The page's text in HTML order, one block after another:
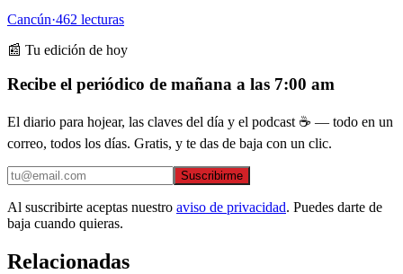
Cancún·462 lecturas
📰 Tu edición de hoy
Recibe el periódico de mañana a las 7:00 am
El diario para hojear, las claves del día y el podcast ☕ — todo en un
correo, todos los días. Gratis, y te das de baja con un clic.
Suscribirme
Al suscribirte aceptas nuestro aviso de privacidad. Puedes darte de
baja cuando quieras.
Relacionadas